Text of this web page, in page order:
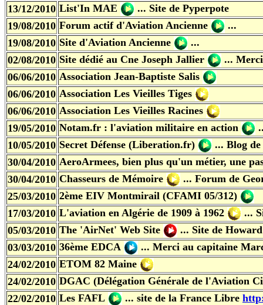
13/12/2010 List'In MAE
... Site de Pyperpote
19/08/2010 Forum actif d'Aviation Ancienne
...
19/08/2010 Site d'Aviation Ancienne
...
02/08/2010 Site dédié au Cne Joseph Jallier
...
06/06/2010 Association Jean-Baptiste Salis
06/06/2010 Association Les Vieilles Tiges
06/06/2010 Association Les Vieilles Racines
19/05/2010 Notam.fr : l'aviation militaire en action
10/05/2010 Secret Défense (Liberation.fr)
... Blog
30/04/2010 AeroArmees, bien plus qu'un métier, une
30/04/2010 Chasseurs de Mémoire
... Forum de
25/03/2010 2ème EIV Montmirail (CFAMI 05/312)
17/03/2010 L'aviation en Algérie de 1909 à 1962
...
05/03/2010 The 'AirNet' Web Site
... Site de
03/03/2010 36ème EDCA
... Merci au capitaine
24/02/2010 ETOM 82 Maine
24/02/2010 DGAC (Délégation Générale de l'Aviation
22/02/2010 Les FAFL ... site de la France Libre